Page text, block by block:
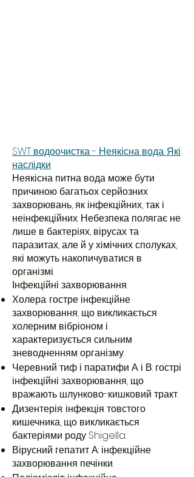
SWT водоочистка - Неякісна вода. Які
наслідки
Неякісна питна вода може бути
причиною багатьох серйозних
захворювань, як інфекційних, так і
неінфекційних. Небезпека полягає не
лише в бактеріях, вірусах та
паразитах, але й у хімічних сполуках,
які можуть накопичуватися в
організмі.
Інфекційні захворювання:
Холера: гостре інфекційне
захворювання, що викликається
холерним вібріоном і
характеризується сильним
зневодненням організму.
Черевний тиф і паратифи А і В: гострі
інфекційні захворювання, що
вражають шлунково-кишковий тракт.
Дизентерія: інфекція товстого
кишечника, що викликається
бактеріями роду Shigella.
Вірусний гепатит А: інфекційне
захворювання печінки.